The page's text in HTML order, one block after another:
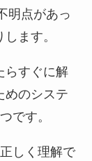
明点があっ
ます。
らすぐに解
めのシステ
です。
しく理解で